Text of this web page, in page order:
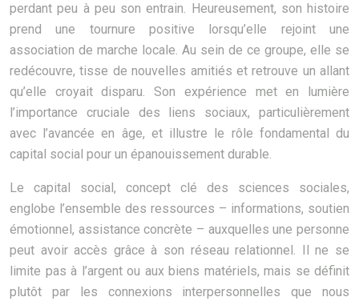
perdant peu à peu son entrain. Heureusement, son histoire
prend une tournure positive lorsqu’elle rejoint une
association de marche locale. Au sein de ce groupe, elle se
redécouvre, tisse de nouvelles amitiés et retrouve un allant
qu’elle croyait disparu. Son expérience met en lumière
l’importance cruciale des liens sociaux, particulièrement
avec l’avancée en âge, et illustre le rôle fondamental du
capital social pour un épanouissement durable.
Le capital social, concept clé des sciences sociales,
englobe l’ensemble des ressources – informations, soutien
émotionnel, assistance concrète – auxquelles une personne
peut avoir accès grâce à son réseau relationnel. Il ne se
limite pas à l’argent ou aux biens matériels, mais se définit
plutôt par les connexions interpersonnelles que nous